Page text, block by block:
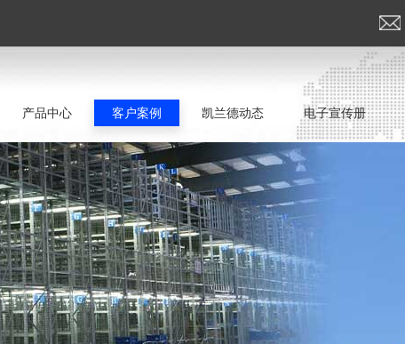
产品中心 客户案例 凯兰德动态 电子宣传册